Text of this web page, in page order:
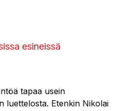
esineissä
tapaa usein
luettelosta. Etenkin Nikolai